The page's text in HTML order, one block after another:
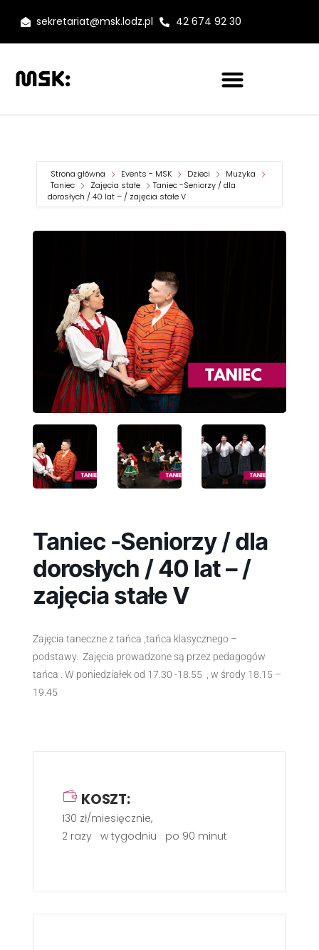
sekretariat@msk.lodz.pl 42 674 92 30
Strona główna Events - MSK Dzieci
Muzyka
Taniec
Zajęcia stałe
Taniec -Seniorzy / dla
dorosłych / 40 lat – / zajęcia stałe V
Taniec -Seniorzy / dla
dorosłych / 40 lat – /
zajęcia stałe V
Zajęcia taneczne z tańca ,tańca klasycznego –
podstawy. Zajęcia prowadzone są przez pedagogów
tańca . W poniedziałek od 17.30 -18.55 , w środy 18.15 –
19.45
KOSZT:
130 zł/miesięcznie,
2 razy w tygodniu po 90 minut